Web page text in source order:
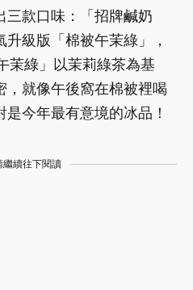
三款口味：「招牌鹹奶
級版「棉被午茉綠」，
茉綠」以茉莉綠茶為基
，就像午後窩在棉被裡喝
今年最有意境的冰品！
續往下閱讀